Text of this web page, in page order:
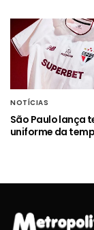
NOTÍCIAS
São Paulo lança
uniforme da